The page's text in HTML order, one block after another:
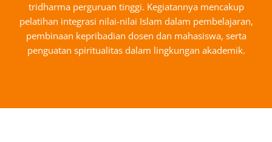
tridharma perguruan tinggi. Kegiatannya mencakup
pelatihan integrasi nilai-nilai Islam dalam pembelajaran,
pembinaan kepribadian dosen dan mahasiswa, serta
penguatan spiritualitas dalam lingkungan akademik.